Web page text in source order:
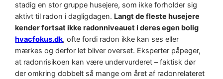
stadig en stor gruppe husejere, som ikke forholder sig
aktivt til radon i dagligdagen. Langt de fleste husejere
kender fortsat ikke radonniveauet i deres egen bolig
hvacfokus.dk, ofte fordi radon ikke kan ses eller
mærkes og derfor let bliver overset. Eksperter påpeger,
at radonrisikoen kan være undervurderet – faktisk dør
der omkring dobbelt så mange om året af radonrelateret